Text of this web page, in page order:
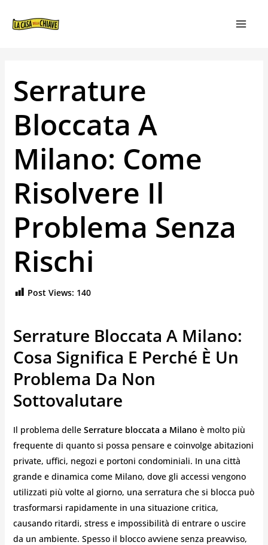
Serrature
Bloccata A
Milano: Come
Risolvere Il
Problema Senza
Rischi
Post Views: 140
Serrature Bloccata A Milano:
Cosa Significa E Perché È Un
Problema Da Non
Sottovalutare
Il problema delle Serrature bloccata a Milano è molto più
frequente di quanto si possa pensare e coinvolge abitazioni
private, uffici, negozi e portoni condominiali. In una città
grande e dinamica come Milano, dove gli accessi vengono
utilizzati più volte al giorno, una serratura che si blocca può
trasformarsi rapidamente in una situazione critica,
causando ritardi, stress e impossibilità di entrare o uscire
da un ambiente. Spesso il blocco avviene senza preavviso,
ARTICOLI